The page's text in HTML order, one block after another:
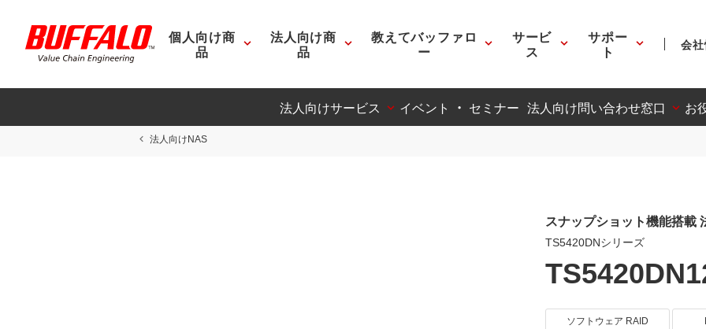
個人向け商
品
法人向け商
品
教えてバッファロ
ー
サービ
ス
サポー
ト 会
法人向けサービス イベント ・ セミナー 法人向け問い合わせ窓口 お
法人向けNAS
スナップショット機能搭載
TS5420DNシリーズ
ソフトウェア RAID